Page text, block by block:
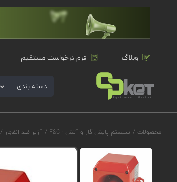
وبلاگ فرم درخواست مستقیم
دسته بندی
محصولات / سیستم پایش گاز و آتش - F&G / آژیر ضد انفجار /